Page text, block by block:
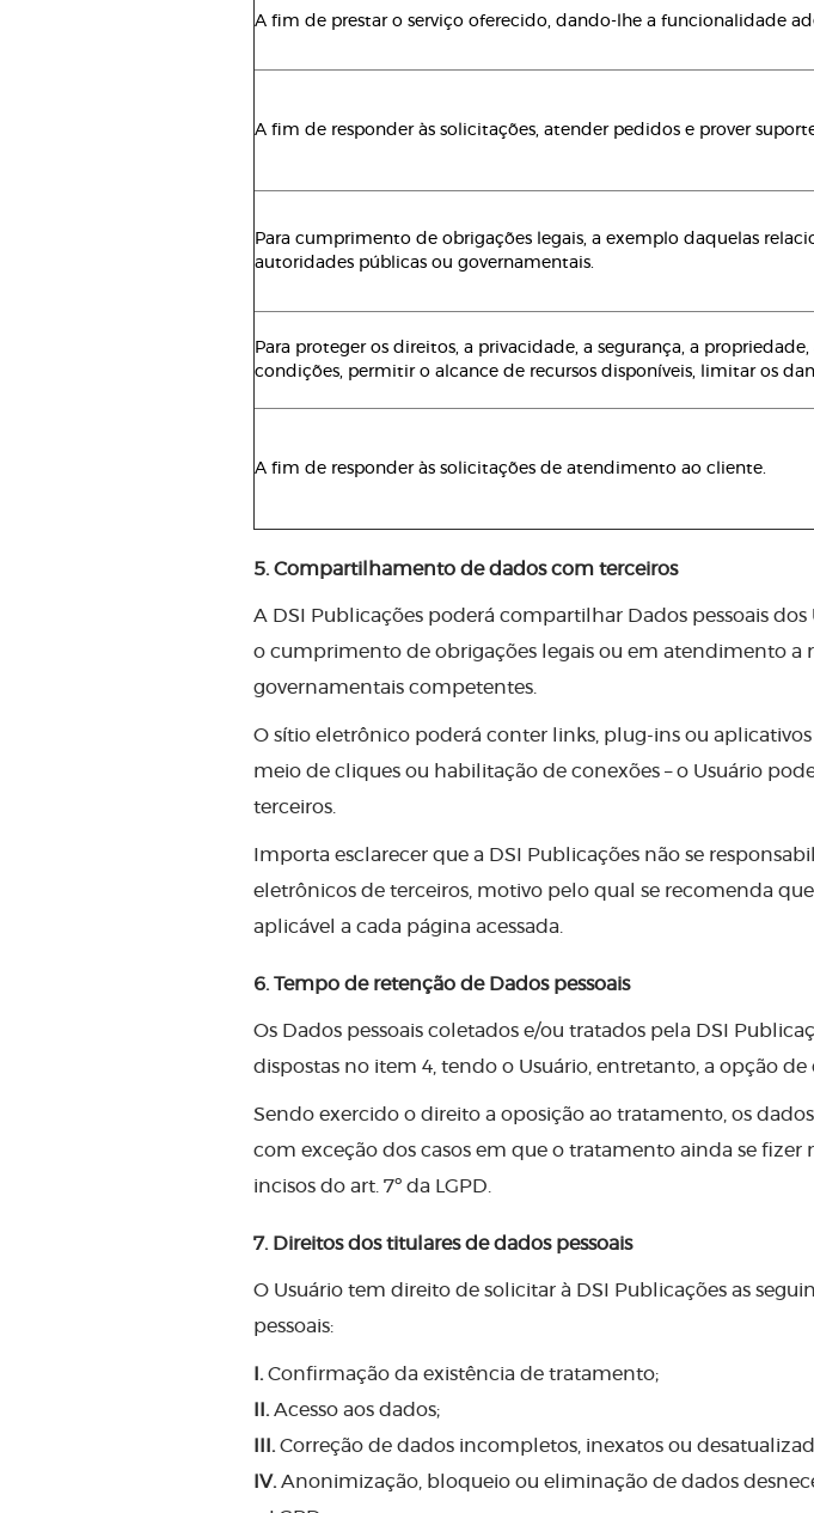
A fim de prestar o serviço oferecido, dando-lhe a funcionalidade
A fim de responder às solicitações, atender pedidos e prover
Para cumprimento de obrigações legais, a exemplo daquelas
autoridades públicas ou governamentais.
Para proteger os direitos, a privacidade, a segurança, a
condições, permitir o alcance de recursos disponíveis, limitar os
A fim de responder às solicitações de atendimento ao cliente.
5. Compartilhamento de dados com terceiros
A DSI Publicações poderá compartilhar Dados pessoais
o cumprimento de obrigações legais ou em atendimento a
governamentais competentes.
O sítio eletrônico poderá conter links, plug-ins ou aplicativos
meio de cliques ou habilitação de conexões – o Usuário
terceiros.
Importa esclarecer que a DSI Publicações não se
eletrônicos de terceiros, motivo pelo qual se recomenda
aplicável a cada página acessada.
6. Tempo de retenção de Dados pessoais
Os Dados pessoais coletados e/ou tratados pela DSI
dispostas no item 4, tendo o Usuário, entretanto, a opção
Sendo exercido o direito a oposição ao tratamento, os
com exceção dos casos em que o tratamento ainda se fizer
incisos do art. 7º da LGPD.
7. Direitos dos titulares de dados pessoais
O Usuário tem direito de solicitar à DSI Publicações as
pessoais:
I. Confirmação da existência de tratamento;
II. Acesso aos dados;
III. Correção de dados incompletos, inexatos ou
IV. Anonimização, bloqueio ou eliminação de dados